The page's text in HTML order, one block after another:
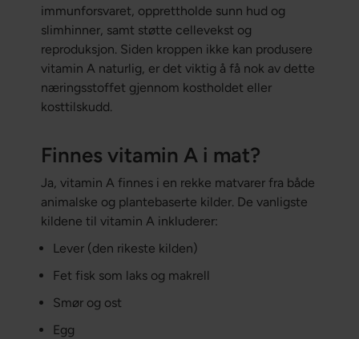
immunforsvaret, opprettholde sunn hud og
slimhinner, samt støtte cellevekst og
reproduksjon. Siden kroppen ikke kan produsere
vitamin A naturlig, er det viktig å få nok av dette
næringsstoffet gjennom kostholdet eller
kosttilskudd.
Finnes vitamin A i mat?
Ja, vitamin A finnes i en rekke matvarer fra både
animalske og plantebaserte kilder. De vanligste
kildene til vitamin A inkluderer:
Lever (den rikeste kilden)
Fet fisk som laks og makrell
Smør og ost
Egg